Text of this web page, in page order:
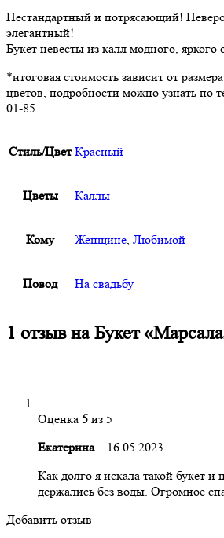
Нестандартный и потрясающий!
элегантный!
Букет невесты из калл модного, яркого
*итоговая стоимость зависит от
цветов, подробности можно узнать по
01-85
Стиль/Цвет Красный
Цветы Каллы
Кому Женщине, Любимой
Повод На свадьбу
1 отзыв наБукет
Оценка 5 из 5
Екатерина – 16.05.2023
Как долго я искала такой букет и
держались без воды. Огромное
Добавить отзыв